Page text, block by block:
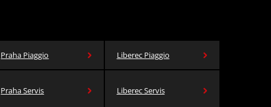
Praha Piaggio Liberec Piaggio
Praha Servis Liberec Servis